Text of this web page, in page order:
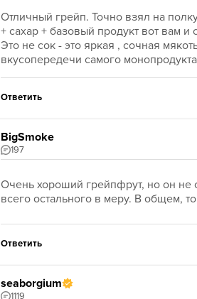
Отличный грейп. Точно взял на
+ сахар + базовый продукт вот вам
Это не сок - это яркая , сочная
вкусопередечи самого
Ответить
BigSmoke
197
Очень хороший грейпфрут, но он не
всего остального в меру. В общем,
Ответить
seaborgium
1119